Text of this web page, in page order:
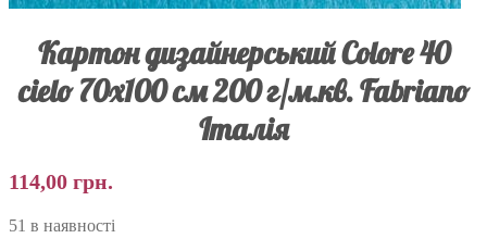
Картон дизайнерський Colore 40
cielo 70х100 см 200 г/м.кв. Fabriano
Італія
114,00 грн.
51 в наявності